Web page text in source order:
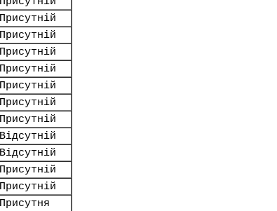
Присутній
Присутній
Присутній
Присутній
Присутній
Присутній
Присутній
Відсутній
Відсутній
Присутній
Присутній
Присутня